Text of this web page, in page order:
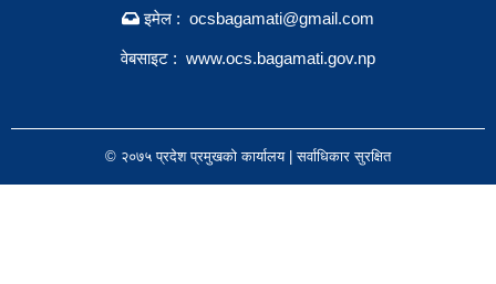
इमेल : ocsbagamati@gmail.com
वेबसाइट : www.ocs.bagamati.gov.np
© २०७५ प्रदेश प्रमुखको कार्यालय | सर्वाधिकार सुरक्षित